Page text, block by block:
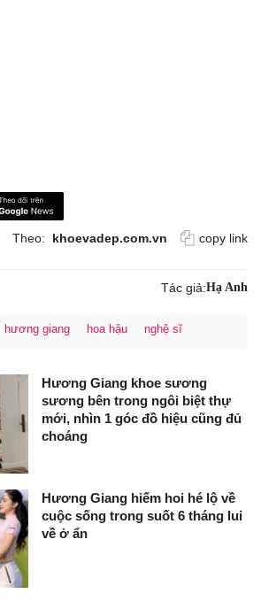
Theo: khoevadep.com.vn copy link
Tác giả:Hạ Anh
hương giang hoa hậu nghệ sĩ
Hương Giang khoe sương
sương bên trong ngôi biệt thự
mới, nhìn 1 góc đồ hiệu cũng đủ
choáng
Hương Giang hiếm hoi hé lộ về
cuộc sống trong suốt 6 tháng lui
về ở ẩn